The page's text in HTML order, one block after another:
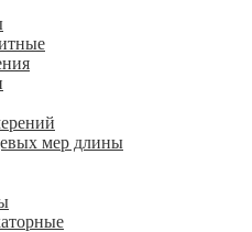
мер длины